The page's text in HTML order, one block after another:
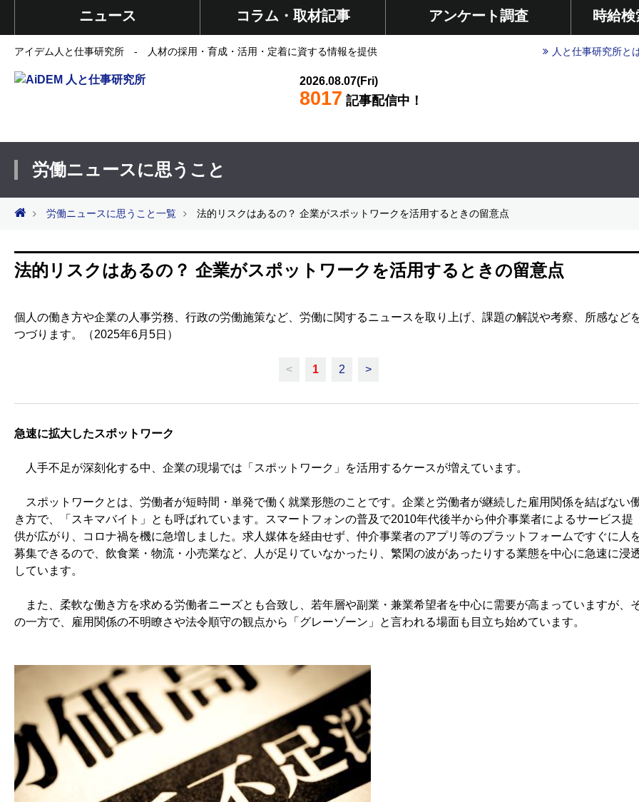
ニュース コラム・取材記事 アンケート調査 時給
アイデム人と仕事研究所 - 人材の採用・育成・活用・定着に資する情報を提供 人と仕事研究所と
2026.08.07(Fri)
8017 記事配信中！
労働ニュースに思うこと
労働ニュースに思うこと一覧 法的リスクはあるの？ 企業がスポットワークを活用するときの留意点
法的リスクはあるの？ 企業がスポットワークを活用するときの留意点
個人の働き方や企業の人事労務、行政の労働施策など、労働に関するニュースを取り上げ、課題の解説や考察、所感など
つづります。（2025年6月5日）
< 1 2 >
急速に拡大したスポットワーク
人手不足が深刻化する中、企業の現場では「スポットワーク」を活用するケースが増えています。
スポットワークとは、労働者が短時間・単発で働く就業形態のことです。企業と労働者が継続した雇用関係を結ばない
き方で、「スキマバイト」とも呼ばれています。
スマートフォンの普及で2010年代後半から仲介事業者によるサービス提
供が広がり、コロナ禍を機に急増しました。 求人媒体を経由せず、仲介事業者のアプリ等のプラットフォームですぐに人
募集できるので、飲食業・物流・小売業など、人が足りていなかったり、繁閑の波があったりする業態を中心に急速に浸
しています。
また、柔軟な働き方を求める労働者ニーズとも合致し、若年層や副業・兼業希望者を中心に需要が高まっていますが、
の一方で、雇用関係の不明瞭さや法令順守の観点から「グレーゾーン」と言われる場面も目立ち始めています。